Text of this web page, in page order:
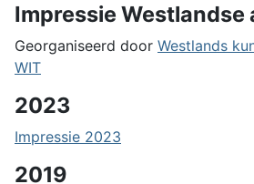
Impressie
Georganiseerd door Westlands
WIT
2023
Impressie 2023
2019